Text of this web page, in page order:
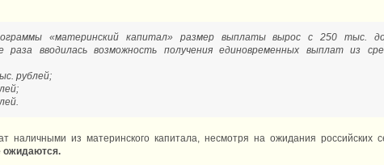
«материнский капитал» размер выплаты вырос с 250 тыс.
раза вводилась возможность получения единовременных выплат из
рублей;
наличными из материнского капитала, несмотря на ожидания российских
ожидаются.